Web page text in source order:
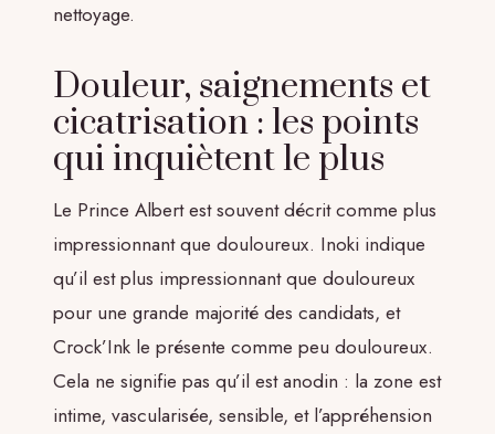
nettoyage.
Douleur, saignements et
cicatrisation : les points
qui inquiètent le plus
Le Prince Albert est souvent décrit comme plus
impressionnant que douloureux. Inoki indique
qu’il est plus impressionnant que douloureux
pour une grande majorité des candidats, et
Crock’Ink le présente comme peu douloureux.
Cela ne signifie pas qu’il est anodin : la zone est
intime, vascularisée, sensible, et l’appréhension